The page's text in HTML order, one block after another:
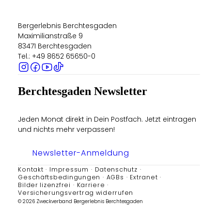
Bergerlebnis Berchtesgaden
Maximilianstraße 9
83471 Berchtesgaden
Tel.: +49 8652 65650-0
Berchtesgaden Newsletter
Jeden Monat direkt in Dein Postfach. Jetzt eintragen
und nichts mehr verpassen!
Newsletter-Anmeldung
Kontakt Impressum
Datenschutz
Geschäftsbedingungen
AGBs
Extranet
Bilder lizenzfrei
Karriere
Versicherungsvertrag widerrufen
© 2026 Zweckverband Bergerlebnis Berchtesgaden